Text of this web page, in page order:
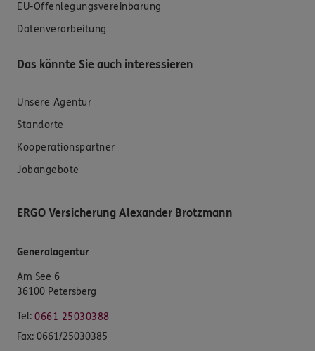
EU-Offenlegungsvereinbarung
Datenverarbeitung
Das könnte Sie auch interessieren
Unsere Agentur
Standorte
Kooperationspartner
Jobangebote
ERGO Versicherung Alexander Brotzmann
Generalagentur
Am See 6
36100 Petersberg
Tel: 0661 25030388
Fax: 0661/25030385